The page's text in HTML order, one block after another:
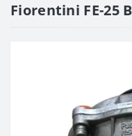
Fiorentini FE-25